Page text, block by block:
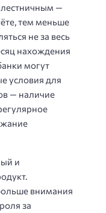
—
тем меньше
не за весь
нахождения
могут
условия для
— наличие
и
внимания
за